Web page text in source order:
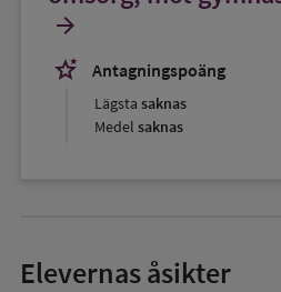
arrow_forward
stars_2
Antagningspoäng
Lägsta saknas
Medel saknas
Elevernas åsikter